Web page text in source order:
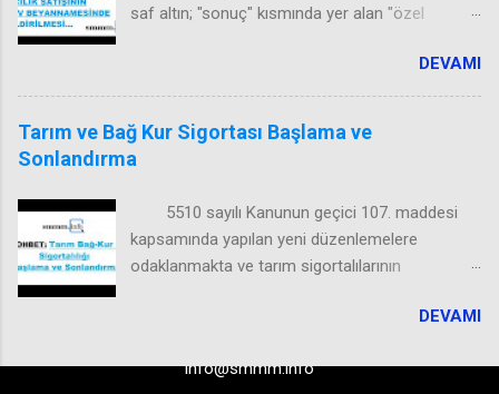
saf altın; "sonuç" kısmında yer alan "özel
DEVAMI
Tarım ve Bağ Kur Sigortası Başlama ve
Sonlandırma
5510 sayılı Kanunun geçici 107. maddesi
kapsamında yapılan yeni düzenlemelere
odaklanmakta ve tarım sigortalılarının
geçmişe dönük tescil işlemlerinin detaylarını
15/7/2025 tarihi itibarıyla toplu alınan kayıtlara
DEVAMI
info@smmm.info